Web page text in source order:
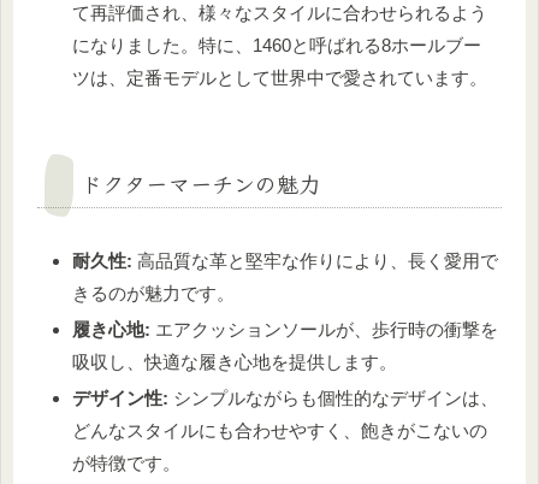
て再評価され、様々なスタイルに合わせられるよう
になりました。特に、1460と呼ばれる8ホールブー
ツは、定番モデルとして世界中で愛されています。
ドクターマーチンの魅力
耐久性: 高品質な革と堅牢な作りにより、長く愛用で
きるのが魅力です。
履き心地: エアクッションソールが、歩行時の衝撃を
吸収し、快適な履き心地を提供します。
デザイン性: シンプルながらも個性的なデザインは、
どんなスタイルにも合わせやすく、飽きがこないの
が特徴です。